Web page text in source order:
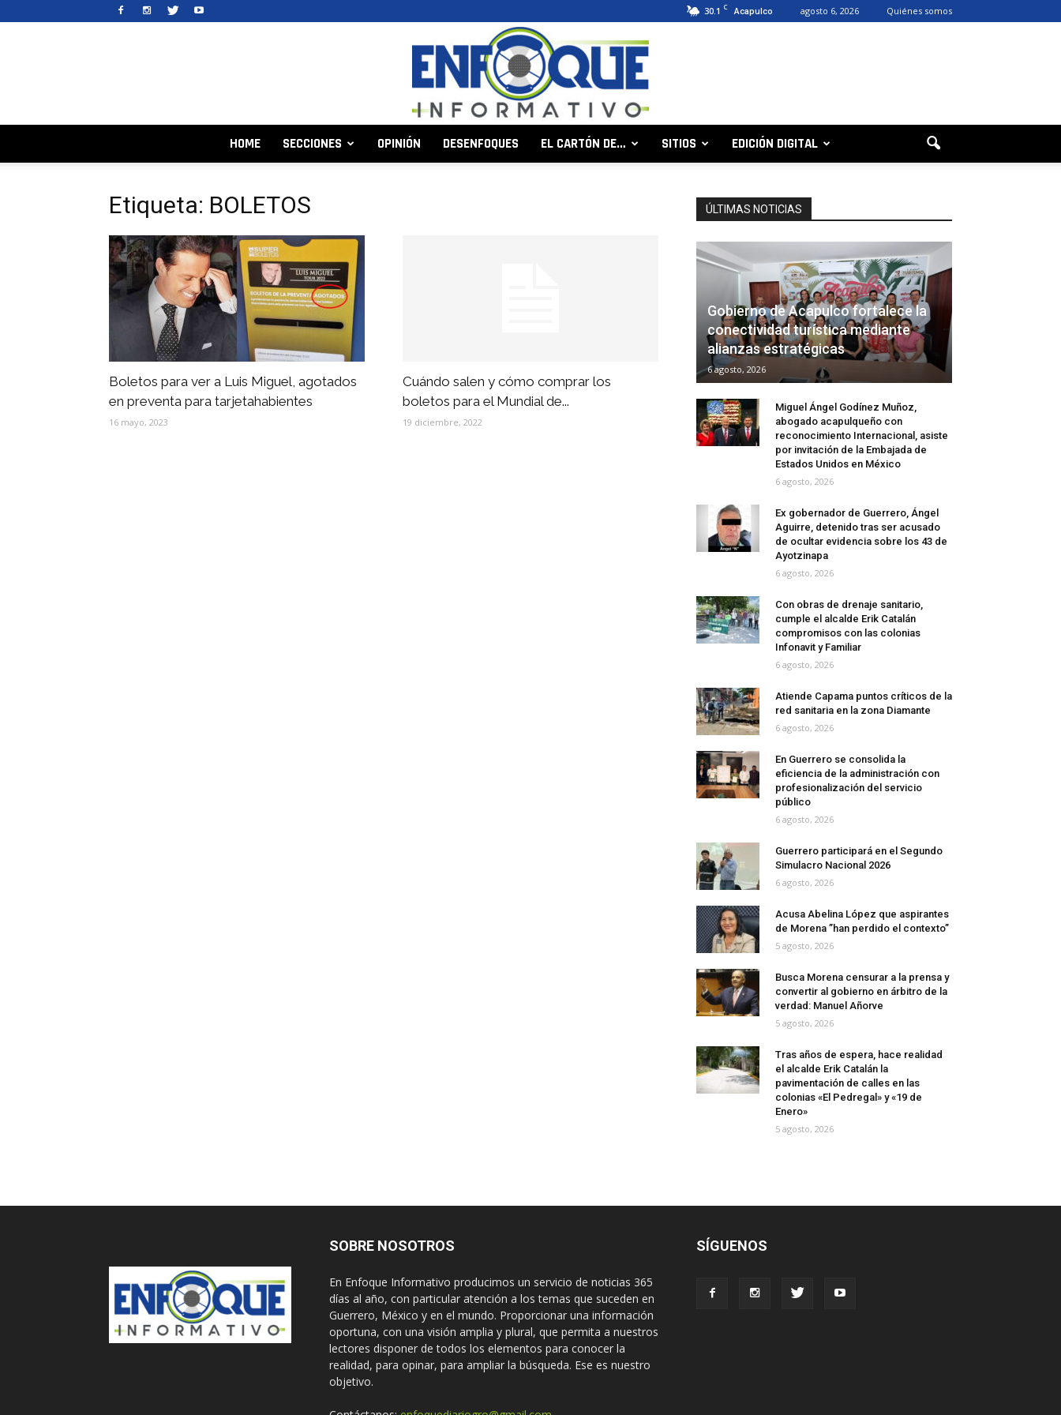
30.1 C Acapulco agosto 6, 2026 Quiénes somos
HOME SECCIONES OPINIÓN DESENFOQUES EL CARTÓN DE… SITIOS EDICIÓN DIGITAL
Etiqueta: BOLETOS
Boletos para ver a Luis Miguel, agotados
en preventa para tarjetahabientes
16 mayo, 2023
Cuándo salen y cómo comprar los
boletos para el Mundial de...
19 diciembre, 2022
ÚLTIMAS NOTICIAS
Gobierno de Acapulco fortalece la
conectividad turística mediante
alianzas estratégicas
6 agosto, 2026
Miguel Ángel Godínez Muñoz,
abogado acapulqueño con
reconocimiento Internacional, asiste
por invitación de la Embajada de
Estados Unidos en México
6 agosto, 2026
Ex gobernador de Guerrero, Ángel
Aguirre, detenido tras ser acusado
de ocultar evidencia sobre los 43 de
Ayotzinapa
6 agosto, 2026
Con obras de drenaje sanitario,
cumple el alcalde Erik Catalán
compromisos con las colonias
Infonavit y Familiar
6 agosto, 2026
Atiende Capama puntos críticos de la
red sanitaria en la zona Diamante
6 agosto, 2026
En Guerrero se consolida la
eficiencia de la administración con
profesionalización del servicio
público
6 agosto, 2026
Guerrero participará en el Segundo
Simulacro Nacional 2026
6 agosto, 2026
Acusa Abelina López que aspirantes
de Morena ”han perdido el contexto”
5 agosto, 2026
Busca Morena censurar a la prensa y
convertir al gobierno en árbitro de la
verdad: Manuel Añorve
5 agosto, 2026
Tras años de espera, hace realidad
el alcalde Erik Catalán la
pavimentación de calles en las
colonias «El Pedregal» y «19 de
Enero»
5 agosto, 2026
SOBRE NOSOTROS
En Enfoque Informativo producimos un servicio de noticias 365
días al año, con particular atención a los temas que suceden en
Guerrero, México y en el mundo. Proporcionar una información
oportuna, con una visión amplia y plural, que permita a nuestros
lectores disponer de todos los elementos para conocer la
realidad, para opinar, para ampliar la búsqueda. Ese es nuestro
objetivo.
SÍGUENOS